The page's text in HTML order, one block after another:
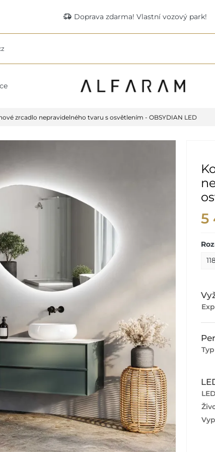
delivery_truck_speed Doprava zdarma! Vlastní vozový park!
zrcadlo nepravidelného tvaru s osvětlením - OBSYDIAN LED
5